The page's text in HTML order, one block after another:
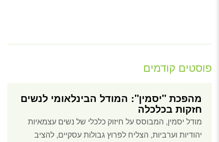
פוסטים קודמים
מהפכת "יסמין": המודל הבינלאומי לנשים
חזקות בכלכלה
מודל יסמין, המבוסס על חיזוק כלכלי של נשים עצמאיות
יהודיות וערביות, הצליח לפרוץ גבולות עסקיים, להציב